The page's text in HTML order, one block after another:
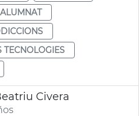
ALUMNAT
TECNOLOGIES
Civera